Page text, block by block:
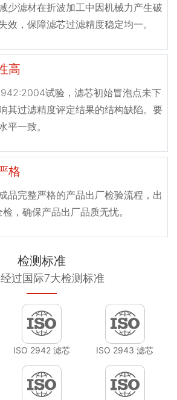
少滤材在折波加工中因机械力产生破
效，保障滤芯过滤精度稳定均一。
高
试验，滤芯初始冒泡点未下
其过滤精度评定结果的结构缺陷。要
平一致。
格
品完整严格的产品出厂检验流程，出
，确保产品出厂品质无忧。
检测标准
过国际7大检测标准
ISO 2942 滤芯 ISO 2943 滤芯